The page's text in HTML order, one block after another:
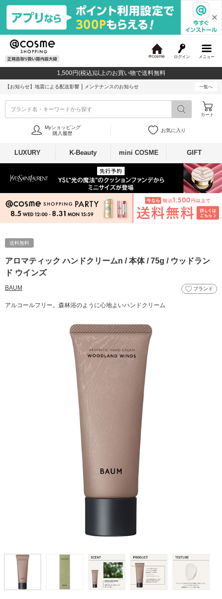
メニュー
ログイン
c
o
1,500円(税込)以上のお買い物で送料無料
【お知らせ】 地震による配送影響 メンテナンスのお知らせ 一覧へ
ブランド名・キーワードから探す
カート
Myショッピング
購入履歴
お気に入り
LUXURY K-Beauty mini COSME GIFT
送料無料
アロマティック ハンドクリームn / 本体 / 75g / ウッドラン
ド ウインズ
BAUM ブランド
アルコールフリー。森林浴のように心地よいハンドクリーム